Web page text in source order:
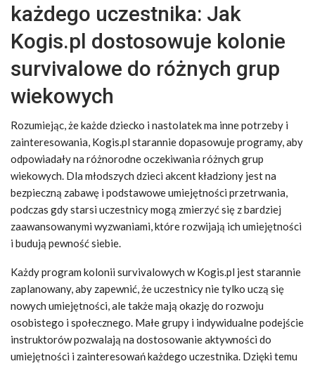
każdego uczestnika: Jak
Kogis.pl dostosowuje kolonie
survivalowe do różnych grup
wiekowych
Rozumiejąc, że każde dziecko i nastolatek ma inne potrzeby i
zainteresowania, Kogis.pl starannie dopasowuje programy, aby
odpowiadały na różnorodne oczekiwania różnych grup
wiekowych. Dla młodszych dzieci akcent kładziony jest na
bezpieczną zabawę i podstawowe umiejętności przetrwania,
podczas gdy starsi uczestnicy mogą zmierzyć się z bardziej
zaawansowanymi wyzwaniami, które rozwijają ich umiejętności
i budują pewność siebie.
Każdy program kolonii survivalowych w Kogis.pl jest starannie
zaplanowany, aby zapewnić, że uczestnicy nie tylko uczą się
nowych umiejętności, ale także mają okazję do rozwoju
osobistego i społecznego. Małe grupy i indywidualne podejście
instruktorów pozwalają na dostosowanie aktywności do
umiejętności i zainteresowań każdego uczestnika. Dzięki temu